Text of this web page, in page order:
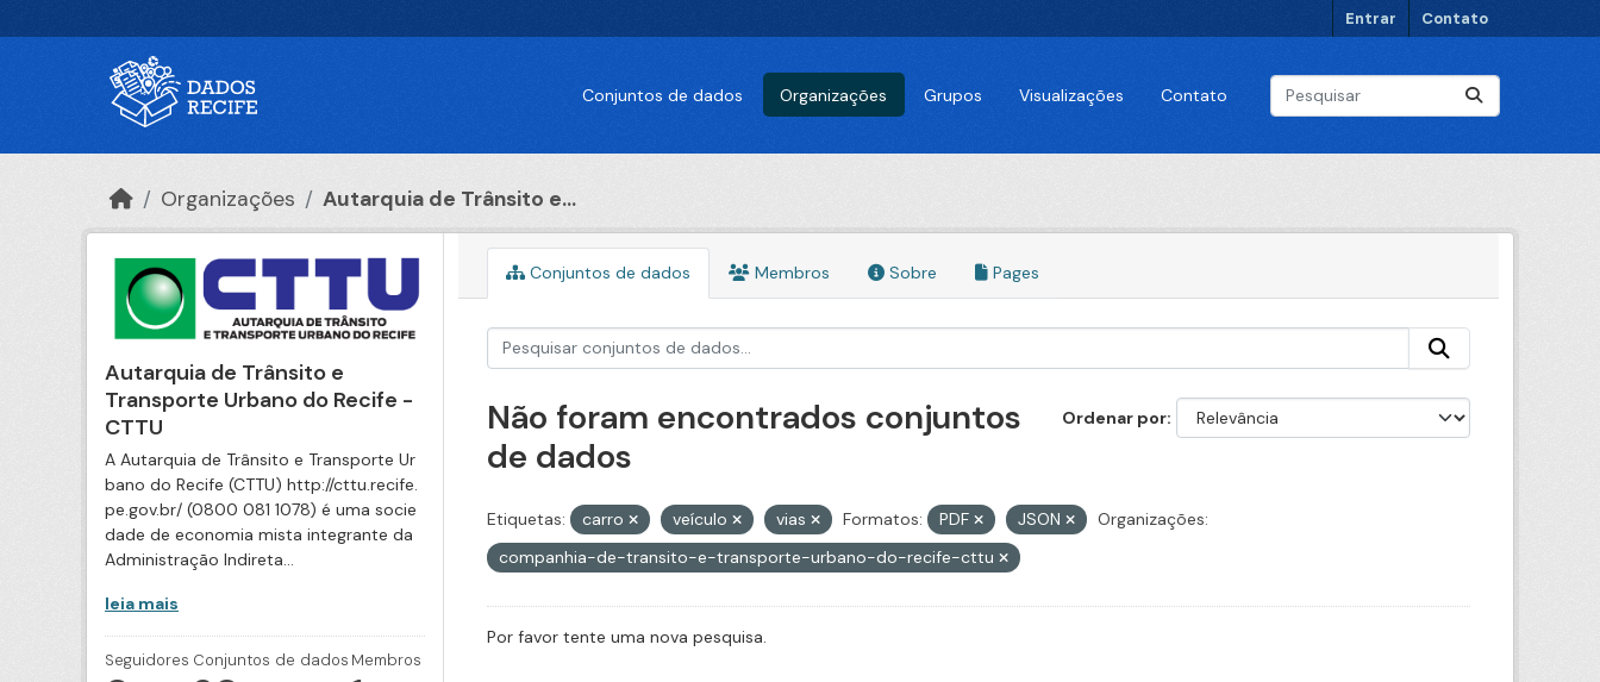
Entrar Contato
Conjuntos de dados Organizações Grupos Visualizações Contato
Organizações Autarquia de Trânsito e...
Autarquia de Trânsito e
Transporte Urbano do Recife -
CTTU
A Autarquia de Trânsito e Transporte Ur
bano do Recife (CTTU) http://cttu.recife.
pe.gov.br/ (0800 081 1078) é uma socie
dade de economia mista integrante da
Administração Indireta...
leia mais
Seguidores Conjuntos de dados Membros
Conjuntos de dados Membros Sobre Pages
Ordenar por
Não foram encontrados conjuntos
de dados
Etiquetas: carro veículo vias Formatos: PDF JSON
Organizações:
companhia-de-transito-e-transporte-urbano-do-recife-cttu
Por favor tente uma nova pesquisa.